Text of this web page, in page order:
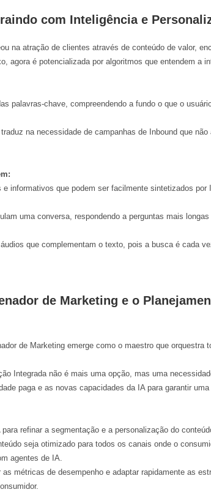
com Inteligência e
na atração de clientes através de conteúdo de valor,
agora é potencializada por algoritmos que entendem a
palavras-chave, compreendendo a fundo o que o
na necessidade de campanhas de Inbound que
e informativos que podem ser facilmente sintetizados por
uma conversa, respondendo a perguntas mais
que complementam o texto, pois a busca é cada
de Marketing e o
de Marketing emerge como o maestro que orquestra
Integradanão é mais uma opção, mas uma
paga e as novas capacidades da IA para garantir
refinar a segmentação e a personalização do
seja otimizado para todos os canais onde o
agentes de IA.
as métricas de desempenho e adaptar rapidamente as